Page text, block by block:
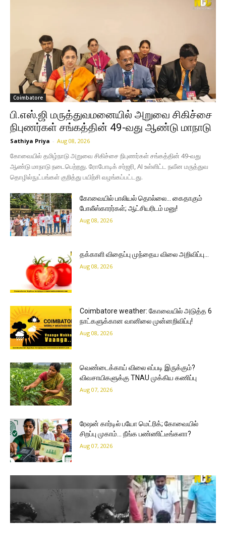
Coimbatore
பி.எஸ்.ஜி மருத்துவமனையில் அறுவை சிகிச்சை
நிபுணர்கள் சங்கத்தின் 49-வது ஆண்டு மாநாடு
Sathiya Priya - Aug 08, 2026
கோவையில் தமிழ்நாடு அறுவை சிகிச்சை நிபுணர்கள் சங்கத்தின் 49-வது
ஆண்டு மாநாடு நடைபெற்றது. ரோபோடிக் சர்ஜரி, AI உள்ளிட்ட நவீன மருத்துவ
தொழில்நுட்பங்கள் குறித்து பயிற்சி வழங்கப்பட்டது.
கோவையில் பாலியல் தொல்லை… கைதாகும்
போலீஸ்காரர்கள்; ஆட்சியரிடம் மனு!
Aug 08, 2026
தக்காளி விதைப்பு முந்தைய விலை அறிவிப்பு…
Aug 08, 2026
Coimbatore weather: கோவையில் அடுத்த 6
நாட்களுக்கான வானிலை முன்னறிவிப்பு!
Aug 08, 2026
வெண்டைக்காய் விலை எப்படி இருக்கும்?
விவசாயிகளுக்கு TNAU முக்கிய கணிப்பு
Aug 07, 2026
ரேஷன் கார்டில் பயோ மெட்ரிக்; கோவையில்
சிறப்பு முகாம்… நீங்க பண்ணிட்டீங்களா?
Aug 07, 2026